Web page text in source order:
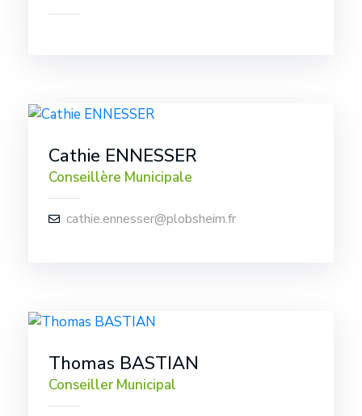
Cathie ENNESSER
Conseillère Municipale
cathie.ennesser@plobsheim.fr
Thomas BASTIAN
Conseiller Municipal